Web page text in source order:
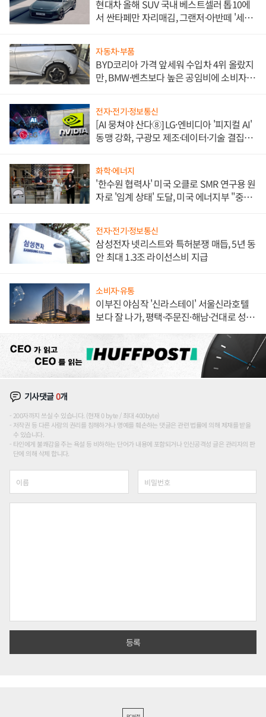
현대차 올해 SUV 국내 베스트셀러 톱10에
서 싼타페만 자리매김, 그랜저·아반떼 '세단
자동차·부품
BYD코리아 가격 앞세워 수입차 4위 올랐지
만, BMW·벤츠보다 높은 공임비에 소비자
전자·전기·정보통신
[AI 뭉쳐야 산다⑧] LG·엔비디아 '피지컬 AI'
동맹 강화, 구광모 제조·데이터·기술 결집
화학·에너지
'한수원 협력사' 미국 오클로 SMR 연구용 원
자로 '임계 상태' 도달, 미국 에너지부 "중요
전자·전기·정보통신
삼성전자 넷리스트와 특허분쟁 매듭, 5년 동
안 최대 1.3조 라이선스비 지급
소비자·유통
이부진 야심작 '신라스테이' 서울신라호텔
보다 잘 나가, 평택·주문진·해남·건대로 성
기사댓글0개
200자까지 쓰실 수 있습니다. (현재 0 byte / 최대 400byte)
저작권 등 다른 사람의 권리를 침해하거나 명예를 훼손하는 댓글은 관련 법률에 의해 제재를 받을
수 있습니다.
타인에게 불쾌감을 주는 욕설 등 비하하는 단어가 내용에 포함되거나 인신공격성 글은 관리자의 판
단에 의해 삭제 합니다.